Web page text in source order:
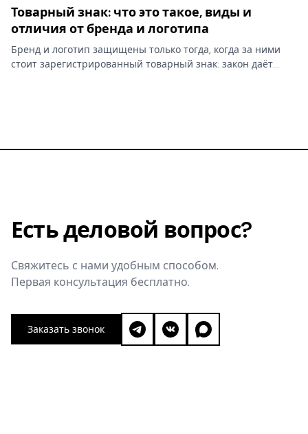
Товарный знак: что это такое, виды и
отличия от бренда и логотипа
Бренд и логотип защищены только тогда, когда за ними
стоит зарегистрированный товарный знак: закон даёт
Есть деловой вопрос?
Свяжитесь с нами удобным способом.
Первая консультация бесплатно.
Заказать звонок